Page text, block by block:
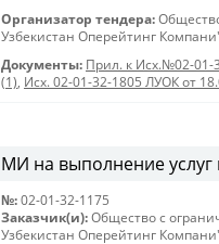
Организатор тендера:
Узбекистан Оперейтинг
Документы: Прил. к Исх.№02-01-
(1), Исх. 02-01-32-1805 ЛУОК от
МИ на выполнение услуг
№: 02-01-32-1175
Заказчик(и): Общество с
Узбекистан Оперейтинг